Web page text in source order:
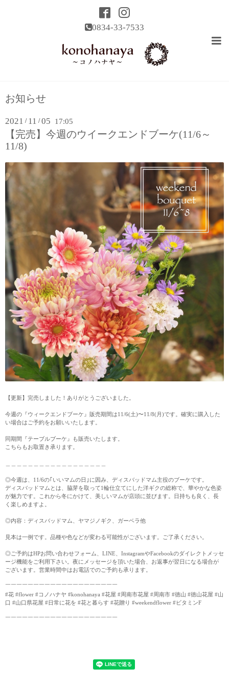
0834-33-7533
お知らせ
2021 / 11 /05 17:05
【完売】今週のウイークエンドブーケ(11/6～
11/8)
【更新】完売しました！ありがとうございました。
今週の『ウィークエンドブーケ』販売期間は11/6(土)〜11/8(月)です。確実に購入した
い場合はご予約をお願いいたします。
同期間『テーブルブーケ』も販売いたします。
こちらもお取置き承ります。
◎今週は、11/6の｢いいマムの日｣に因み、ディスバッドマム主役のブーケです。
ディスバッドマムとは、脇芽を取って1輪仕立てにした洋ギクの総称で、華やかな色姿
が魅力です。これから冬にかけて、美しいマムが店頭に並びます。日持ちも良く、長
く楽しめますよ。
◎内容：ディスバッドマム、ヤマジノギク、ガーベラ他
見本は一例です。品種や色などが変わる可能性がございます。ご了承ください。
◎ご予約はHPお問い合わせフォーム、LINE、InstagramやFacebookのダイレクトメッセ
ージ機能をご利用下さい。夜にメッセージを頂いた場合、お返事が翌日になる場合が
ございます。営業時間中はお電話でのご予約も承ります。
#花 #flower #コノハナヤ #konohanaya #花屋 #周南市花屋 #周南市 #徳山 #徳山花屋 #山
口 #山口県花屋 #日常に花を #花と暮らす #花贈り #weekendflower #ビタミンF